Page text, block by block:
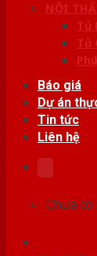
NỘI
Tủ
Tủ
Báo giá
Dự án
Tin tức
Liên hệ
Chưa